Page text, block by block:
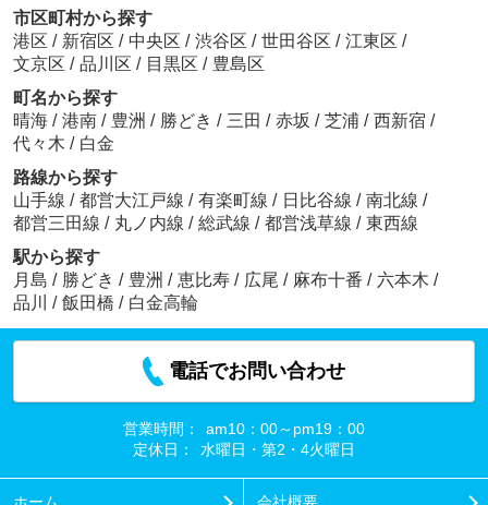
市区町村から探す
港区 / 新宿区 / 中央区 / 渋谷区 / 世田谷区 / 江東区 /
文京区 / 品川区 / 目黒区 / 豊島区
町名から探す
晴海 / 港南 / 豊洲 / 勝どき / 三田 / 赤坂 / 芝浦 / 西新宿 /
代々木 / 白金
路線から探す
山手線 / 都営大江戸線 / 有楽町線 / 日比谷線 / 南北線 /
都営三田線 / 丸ノ内線 / 総武線 / 都営浅草線 / 東西線
駅から探す
月島 / 勝どき / 豊洲 / 恵比寿 / 広尾 / 麻布十番 / 六本木 /
品川
/ 飯田橋 / 白金高輪
電話でお問い合わせ
営業時間：
am10：00～pm19：00
定休日：
水曜日・第2・4火曜日